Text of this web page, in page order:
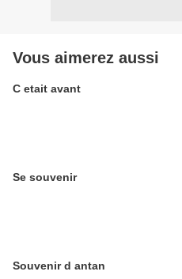
Vous aimerez aussi
C etait avant
Se souvenir
Souvenir d antan